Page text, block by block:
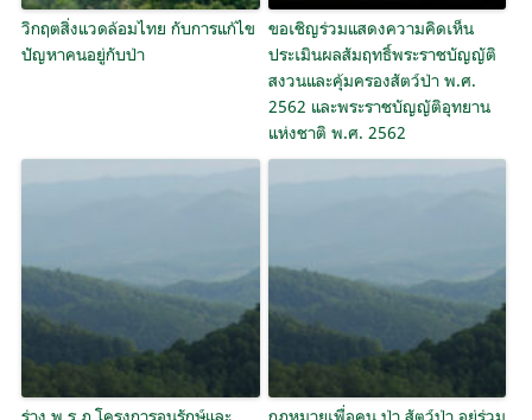
วิกฤตสิ่งแวดล้อมไทย กับการแก้ไข
ปัญหาคนอยู่กับป่า
ขอเชิญร่วมแสดงความคิดเห็น
ประเมินผลสัมฤทธิ์พระราชบัญญัติ
สงวนและคุ้มครองสัตว์ป่า พ.ศ.
2562 และพระราชบัญญัติอุทยาน
แห่งชาติ พ.ศ. 2562
ร่าง พ.ร.ฎ.โครงการอนุรักษ์และ
กฎหมายเพื่อคน ป่า สัตว์ป่า อยู่ร่วม